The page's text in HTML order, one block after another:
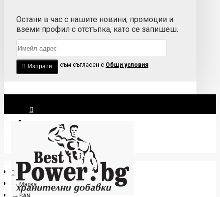
Остани в час с нашите новини, промоции и
вземи профил с отстъпка, като се запишеш.
Изпрати
Прочетох и съм съгласен с Общи условия
Регистрация
Марка